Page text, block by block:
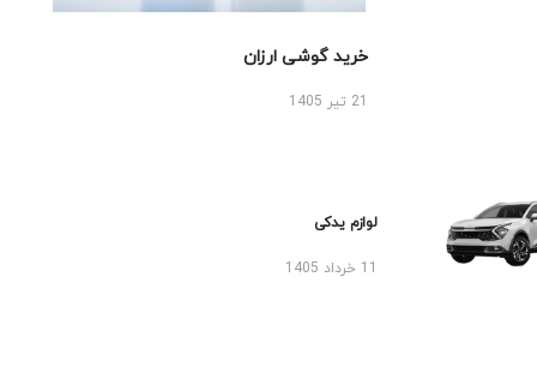
خرید گوشی ارزان
لوازم یدکی